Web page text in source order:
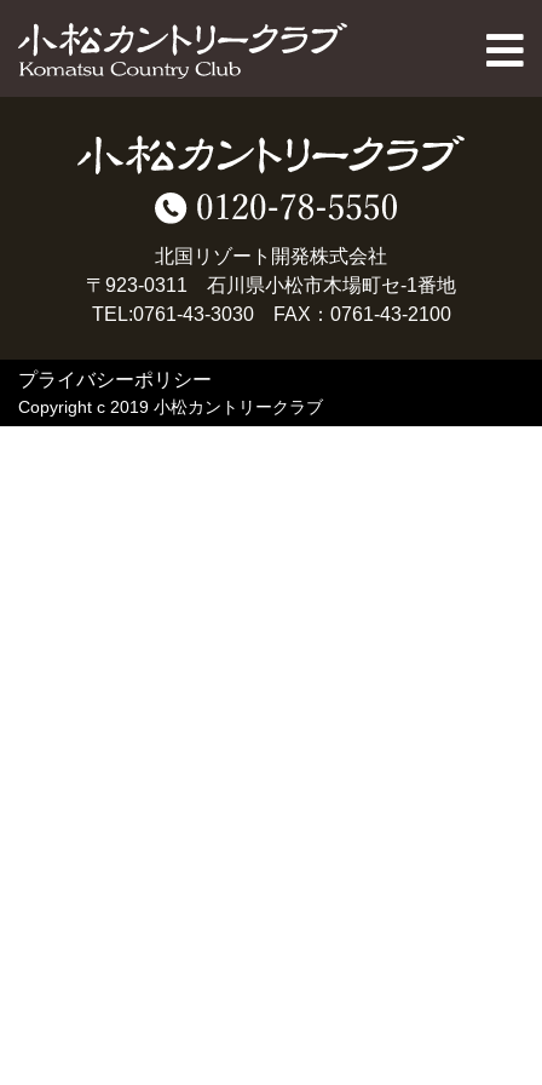
PAGE TOP
北国リゾート開発株式会社
〒923-0311 石川県小松市木場町セ-1番地
TEL:0761-43-3030 FAX：0761-43-2100
プライバシーポリシー
Copyright c 2019 小松カントリークラブ